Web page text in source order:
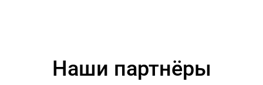
Наши партнёры